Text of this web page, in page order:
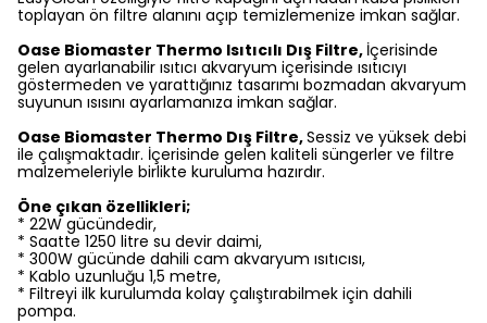
toplayan ön filtre alanını açıp temizlemenize imkan sağlar.
Oase Biomaster Thermo Isıtıcılı Dış Filtre, İçerisinde
gelen ayarlanabilir ısıtıcı akvaryum içerisinde ısıtıcıyı
göstermeden ve yarattığınız tasarımı bozmadan akvaryum
suyunun ısısını ayarlamanıza imkan sağlar.
Oase Biomaster Thermo Dış Filtre,Sessiz ve yüksek debi
ile çalışmaktadır. İçerisinde gelen kaliteli süngerler ve filtre
malzemeleriyle birlikte kuruluma hazırdır.
Öne çıkan özellikleri;
* 22W gücündedir,
* Saatte 1250 litre su devir daimi,
* 300W gücünde dahili cam akvaryum ısıtıcısı,
* Kablo uzunluğu 1,5 metre,
* Filtreyi ilk kurulumda kolay çalıştırabilmek için dahili
pompa.